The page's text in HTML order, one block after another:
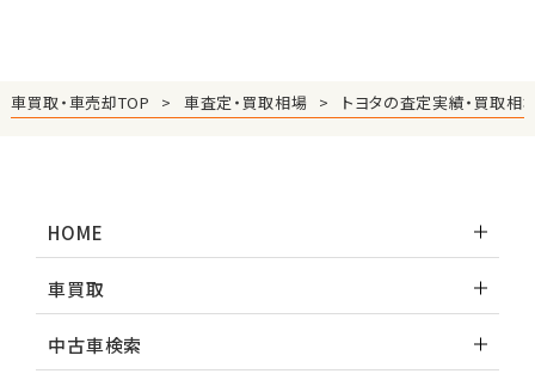
車買取・車売却TOP 車査定・買取相場 トヨタの査定実績・買取相
HOME
車買取
中古車検索